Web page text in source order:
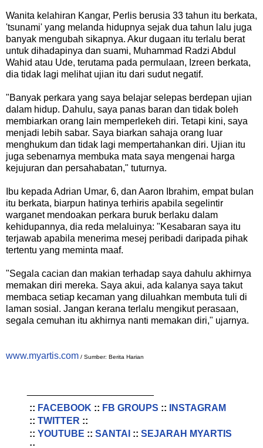
Wanita kelahiran Kangar, Perlis berusia 33 tahun itu berkata,
'tsunami' yang melanda hidupnya sejak dua tahun lalu juga
banyak mengubah sikapnya. Akur dugaan itu terlalu berat
untuk dihadapinya dan suami, Muhammad Radzi Abdul
Wahid atau Ude, terutama pada permulaan, Izreen berkata,
dia tidak lagi melihat ujian itu dari sudut negatif.
"Banyak perkara yang saya belajar selepas berdepan ujian
dalam hidup. Dahulu, saya panas baran dan tidak boleh
membiarkan orang lain memperlekeh diri. Tetapi kini, saya
menjadi lebih sabar. Saya biarkan sahaja orang luar
menghukum dan tidak lagi mempertahankan diri. Ujian itu
juga sebenarnya membuka mata saya mengenai harga
kejujuran dan persahabatan," tuturnya.
Ibu kepada Adrian Umar, 6, dan Aaron Ibrahim, empat bulan
itu berkata, biarpun hatinya terhiris apabila segelintir
warganet mendoakan perkara buruk berlaku dalam
kehidupannya, dia reda melaluinya: "Kesabaran saya itu
terjawab apabila menerima mesej peribadi daripada pihak
tertentu yang meminta maaf.
"Segala cacian dan makian terhadap saya dahulu akhirnya
memakan diri mereka. Saya akui, ada kalanya saya takut
membaca setiap kecaman yang diluahkan membuta tuli di
laman sosial. Jangan kerana terlalu mengikut perasaan,
segala cemuhan itu akhirnya nanti memakan diri," ujarnya.
www.myartis.com / Sumber: Berita Harian
:: FACEBOOK :: FB GROUPS ::
INSTAGRAM
:: TWITTER ::
:: YOUTUBE :: SANTAI :: SEJARAH MYARTIS